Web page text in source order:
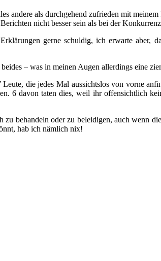
andere als durchgehend zufrieden mit
nicht besser sein als bei der
gerne schuldig, ich erwarte aber,
– was in meinen Augen allerdings eine
die jedes Mal aussichtslos von vorne
6 davon taten dies, weil ihr offensichtlich
behandeln oder zu beleidigen, auch wenn
hab ich nämlich nix!